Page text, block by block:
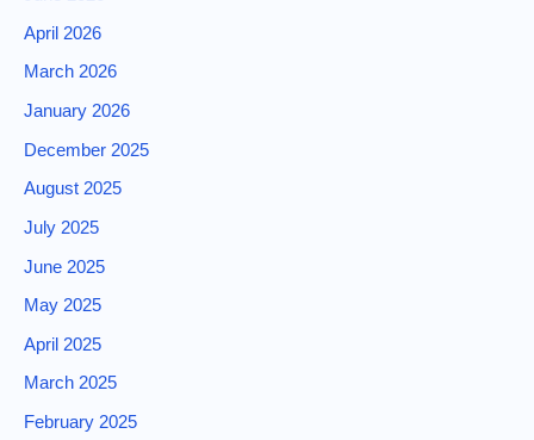
April 2026
March 2026
January 2026
December 2025
August 2025
July 2025
June 2025
May 2025
April 2025
March 2025
February 2025